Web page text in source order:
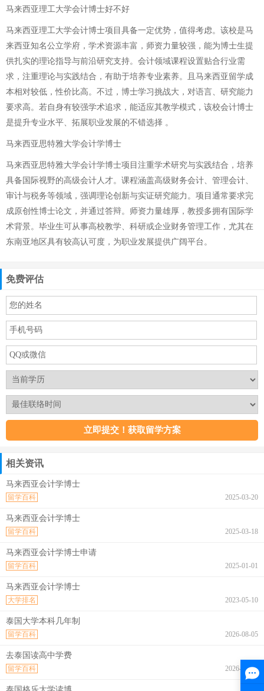
马来西亚理工大学会计博士好不好
马来西亚理工大学会计博士项目具备一定优势，值得考虑。该校是马
来西亚知名公立学府，学术资源丰富，师资力量较强，能为博士生提
供扎实的理论指导与前沿研究支持。会计领域课程设置贴合行业需
求，注重理论与实践结合，有助于培养专业素养。且马来西亚留学成
本相对较低，性价比高。不过，博士学习挑战大，对语言、研究能力
要求高。若自身有较强学术追求，能适应其教学模式，该校会计博士
是提升专业水平、拓展职业发展的不错选择 。
马来西亚思特雅大学会计学博士
马来西亚思特雅大学会计学博士项目注重学术研究与实践结合，培养
具备国际视野的高级会计人才。课程涵盖高级财务会计、管理会计、
审计与税务等领域，强调理论创新与实证研究能力。项目通常要求完
成原创性博士论文，并通过答辩。师资力量雄厚，教授多拥有国际学
术背景。毕业生可从事高校教学、科研或企业财务管理工作，尤其在
东南亚地区具有较高认可度，为职业发展提供广阔平台。
免费评估
相关资讯
马来西亚会计学博士
2025-03-20
留学百科
马来西亚会计学博士
2025-03-18
留学百科
马来西亚会计学博士申请
2025-01-01
留学百科
马来西亚会计学博士
2023-05-10
大学排名
泰国大学本科几年制
2026-08-05
留学百科
去泰国读高中学费
2026-08-05
留学百科